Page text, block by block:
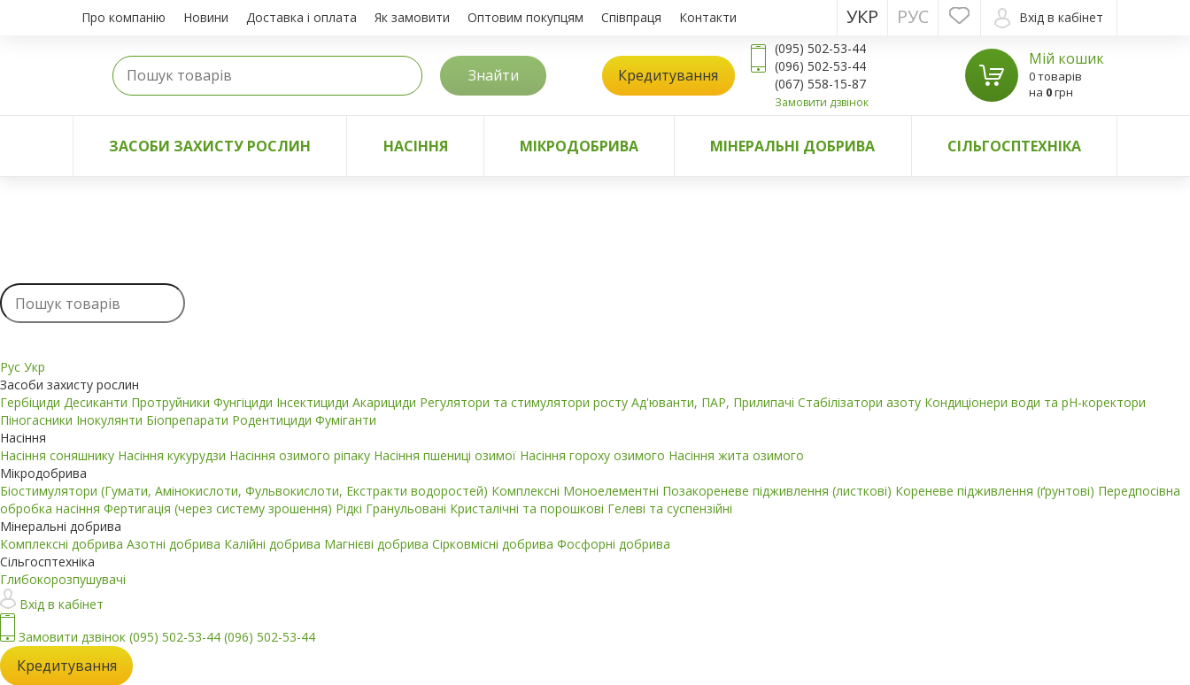
Про компанію Новини Доставка і оплата Як замовити Оптовим покупцям Співпраця Контакти Вхід в кабінет
РУС
УКР
Знайти Кредитування
(095) 502-53-44
(096) 502-53-44
(067) 558-15-87
Замовити дзвінок
Мій кошик
0 товарів
на 0грн
ЗАСОБИ ЗАХИСТУ РОСЛИН НАСІННЯ МІКРОДОБРИВА МІНЕРАЛЬНІ ДОБРИВА СІЛЬГОСПТЕХНІКА
Рус Укр
Засоби захисту рослин
Гербіциди Десиканти Протруйники Фунгіциди Інсектициди Акарициди Регулятори та стимулятори росту Ад'юванти, ПАР, Прилипачі Стабілізатори азоту Кондиціонери води та pH-коректори
Піногасники Інокулянти Біопрепарати Родентициди Фуміганти
Насіння
Насіння соняшнику Насіння кукурудзи Насіння озимого ріпаку Насіння пшениці озимої Насіння гороху озимого Насіння жита озимого
Мікродобрива
Біостимулятори (Гумати, Амінокислоти, Фульвокислоти, Екстракти водоростей) Комплексні Моноелементні Позакореневе підживлення (листкові) Кореневе підживлення (ґрунтові) Передпосівна
обробка насіння Фертигація (через систему зрошення) Рідкі Гранульовані Кристалічні та порошкові Гелеві та суспензійні
Мінеральні добрива
Комплексні добрива Азотні добрива Калійні добрива Магнієві добрива Сірковмісні добрива Фосфорні добрива
Сільгосптехніка
Глибокорозпушувачі
Вхід в кабінет
Замовити дзвінок (095) 502-53-44 (096) 502-53-44
Кредитування